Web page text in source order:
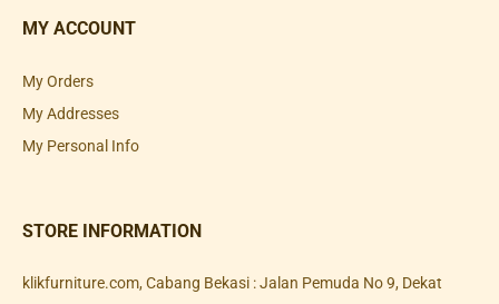
MY ACCOUNT
My Orders
My Addresses
My Personal Info
STORE INFORMATION
klikfurniture.com, Cabang Bekasi : Jalan Pemuda No 9, Dekat